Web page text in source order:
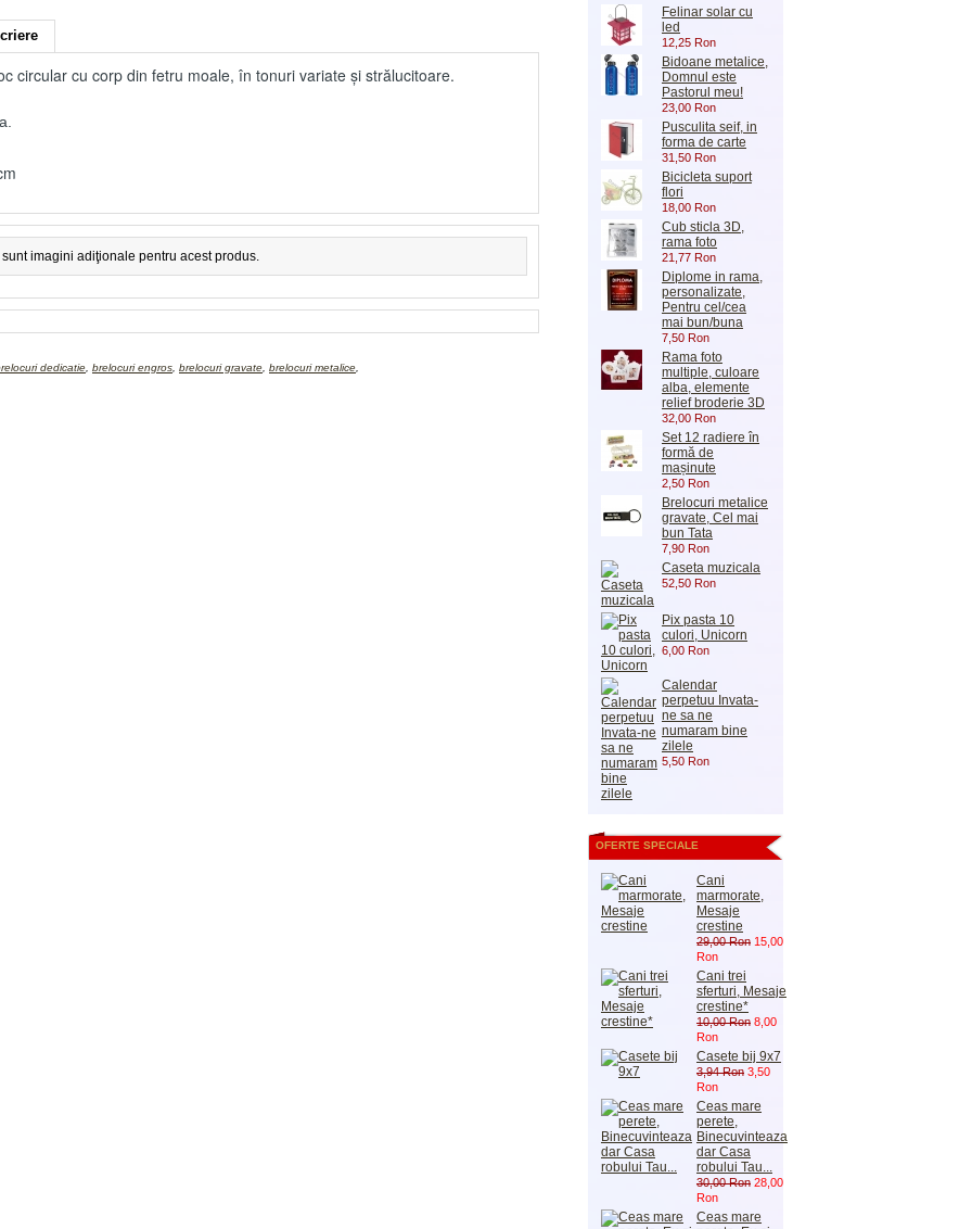
Felinar solar cu
led
12,25 Ron
Bidoane metalice,
Domnul este
Pastorul meu!
23,00 Ron
Pusculita seif, in
forma de carte
31,50 Ron
Bicicleta suport
flori
18,00 Ron
Cub sticla 3D,
rama foto
21,77 Ron
Diplome in rama,
personalizate,
Pentru cel/cea
mai bun/buna
7,50 Ron
Rama foto
multiple, culoare
alba, elemente
relief broderie 3D
32,00 Ron
Set 12 radiere în
formă de
mașinute
2,50 Ron
Brelocuri metalice
gravate, Cel mai
bun Tata
7,90 Ron
Caseta muzicala
52,50 Ron
Pix pasta 10
culori, Unicorn
6,00 Ron
Calendar
perpetuu Invata-
ne sa ne
numaram bine
zilele
5,50 Ron
OFERTE SPECIALE
Cani
marmorate,
Mesaje
crestine
29,00 Ron 15,00
Ron
Cani trei
sferturi, Mesaje
crestine*
10,00 Ron 8,00
Ron
Casete bij 9x7
3,94 Ron 3,50
Ron
Ceas mare
perete,
Binecuvinteaza
dar Casa
robului Tau...
30,00 Ron 28,00
Ron
Ceas mare
circular cu corp din fetru moale, în tonuri variate și strălucitoare.
sunt imagini adiţionale pentru acest produs.
dedicatie brelocuri engros brelocuri gravate brelocuri metalice